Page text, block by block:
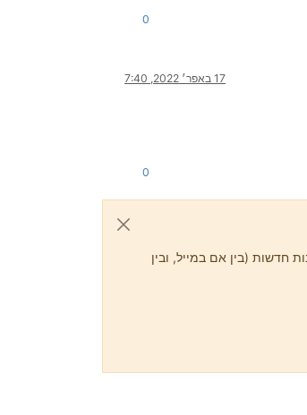
0
17 באפר׳ 2022, 7:40
0
חדשות (בין אם במייל, ובין